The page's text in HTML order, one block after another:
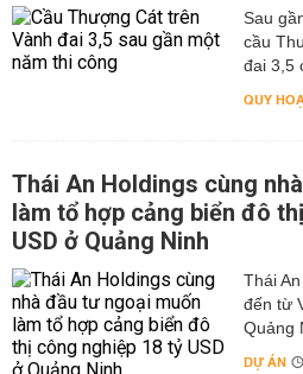
Sau
cầu
đai 3,5
QUY
Thái An Holdings cùng
làm tổ hợp cảng biển đô
USD ở Quảng Ninh
Thái
đến từ
Quảng
DỰ ÁN